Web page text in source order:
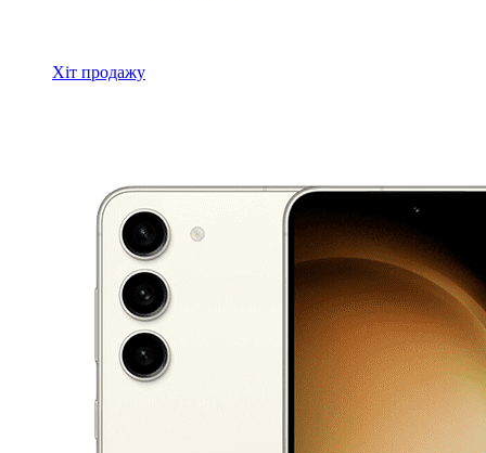
Хіт продажу